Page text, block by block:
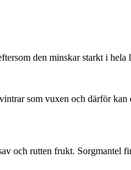
den minskar starkt i hela
som vuxen och därför kan
och rutten frukt. Sorgmantel